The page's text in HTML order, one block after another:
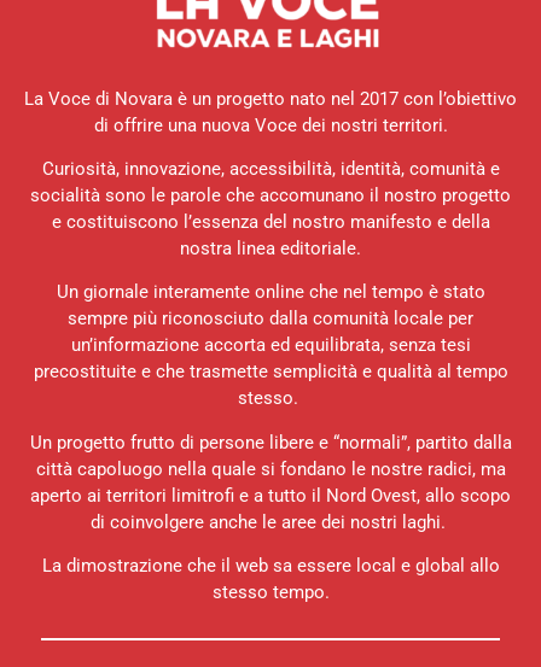
La Voce di Novara è un progetto nato nel 2017 con l’obiettivo
di offrire una nuova Voce dei nostri territori.
Curiosità, innovazione, accessibilità, identità, comunità e
socialità sono le parole che accomunano il nostro progetto
e costituiscono l’essenza del nostro manifesto e della
nostra linea editoriale.
Un giornale interamente online che nel tempo è stato
sempre più riconosciuto dalla comunità locale per
un’informazione accorta ed equilibrata, senza tesi
precostituite e che trasmette semplicità e qualità al tempo
stesso.
Un progetto frutto di persone libere e “normali”, partito dalla
città capoluogo nella quale si fondano le nostre radici, ma
aperto ai territori limitrofi e a tutto il Nord Ovest, allo scopo
di coinvolgere anche le aree dei nostri laghi.
La dimostrazione che il web sa essere local e global allo
stesso tempo.